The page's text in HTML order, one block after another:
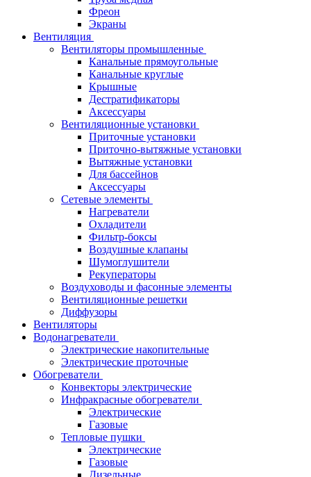
Фреон
Экраны
Вентиляция
Вентиляторы промышленные
Канальные прямоугольные
Канальные круглые
Крышные
Дестратификаторы
Аксессуары
Вентиляционные установки
Приточные установки
Приточно-вытяжные установки
Вытяжные установки
Для бассейнов
Аксессуары
Сетевые элементы
Нагреватели
Охладители
Фильтр-боксы
Воздушные клапаны
Шумоглушители
Рекуператоры
Воздуховоды и фасонные элементы
Вентиляционные решетки
Диффузоры
Вентиляторы
Водонагреватели
Электрические накопительные
Электрические проточные
Обогреватели
Конвекторы электрические
Инфракрасные обогреватели
Электрические
Газовые
Тепловые пушки
Электрические
Газовые
Дизельные